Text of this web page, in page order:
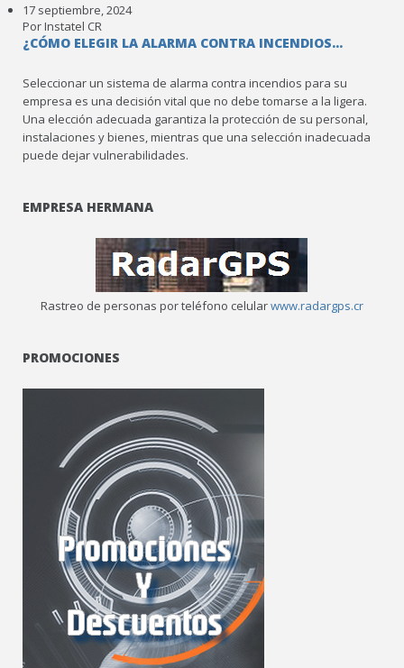
17 septiembre, 2024
Por Instatel CR
¿CÓMO ELEGIR LA ALARMA CONTRA INCENDIOS...
Seleccionar un sistema de alarma contra incendios para su
empresa es una decisión vital que no debe tomarse a la ligera.
Una elección adecuada garantiza la protección de su personal,
instalaciones y bienes, mientras que una selección inadecuada
puede dejar vulnerabilidades.
EMPRESA HERMANA
Rastreo de personas por teléfono celularwww.radargps.cr
PROMOCIONES